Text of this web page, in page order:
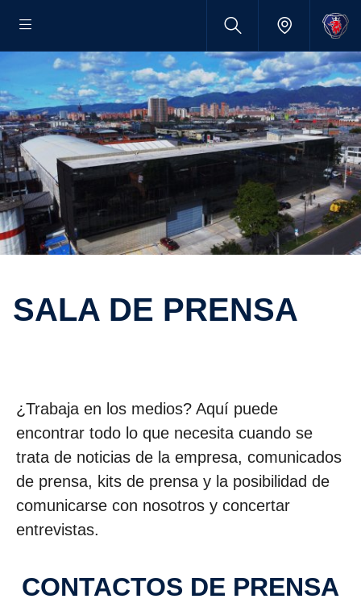
SALA DE PRENSA
¿Trabaja en los medios? Aquí puede
encontrar todo lo que necesita cuando se
trata de noticias de la empresa, comunicados
de prensa, kits de prensa y la posibilidad de
comunicarse con nosotros y concertar
entrevistas.
CONTACTOS DE PRENSA